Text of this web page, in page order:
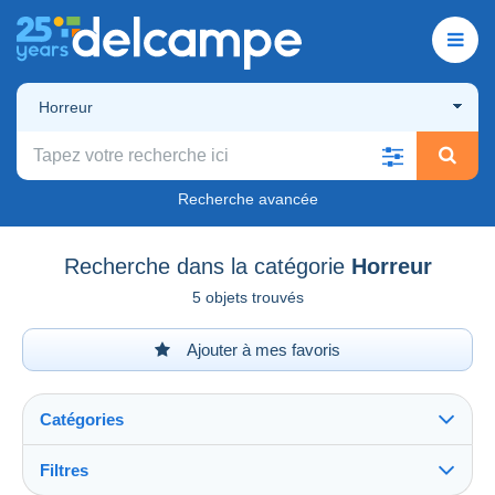
Horreur
Recherche avancée
Recherche dans la catégorie Horreur
5 objets trouvés
Ajouter à mes favoris
Catégories
Filtres